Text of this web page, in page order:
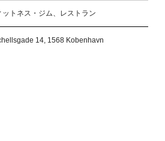
ットネス・ジム、レストラン
14, 1568 Kobenhavn